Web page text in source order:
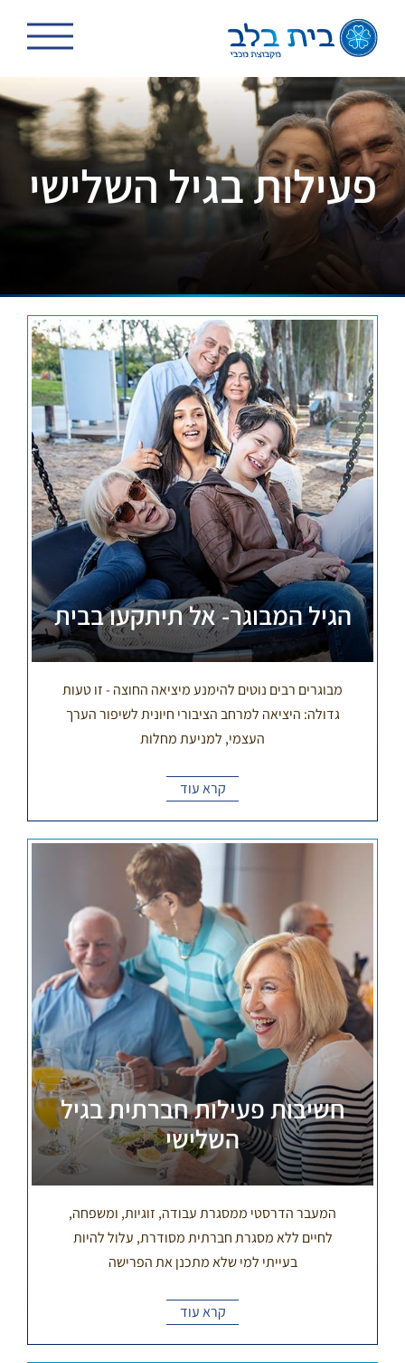
לתוכן
פעילות בגיל השלישי
הגיל המבוגר- אל תיתקעו בבית
מבוגרים רבים נוטים להימנע מיציאה החוצה - זו טעות
גדולה: היציאה למרחב הציבורי חיונית לשיפור הערך
העצמי, למניעת מחלות
קרא עוד
חשיבות פעילות חברתית בגיל
השלישי
המעבר הדרסטי ממסגרת עבודה, זוגיות, ומשפחה,
לחיים ללא מסגרת חברתית מסודרת, עלול להיות
בעייתי למי שלא מתכנן את הפרישה
קרא עוד